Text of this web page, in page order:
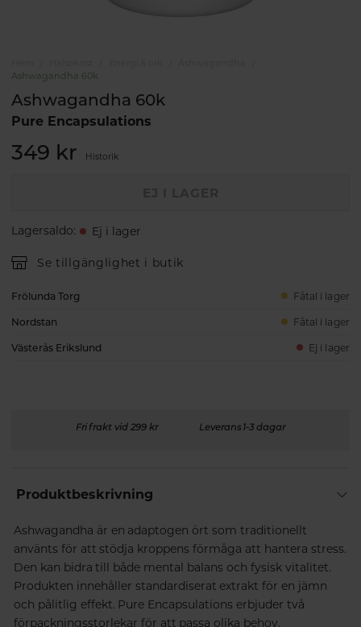
Ashwagandha 60k
Ashwagandha 60k
Pure Encapsulations
349 kr Historik
Lagersaldo: Ej i lager
Se tillgänglighet i butik
Frölunda Torg Fåtal i lager
Nordstan Fåtal i lager
Västerås Erikslund Ej i lager
Fri frakt vid 299 kr Leverans 1-3 dagar
Produktbeskrivning
Ashwagandha är en adaptogen ört som traditionellt
använts för att stödja kroppens förmåga att hantera stress.
Den kan bidra till både mental balans och fysisk vitalitet.
Produkten innehåller standardiserat extrakt för en jämn
och pålitlig effekt. Pure Encapsulations erbjuder två
förpackningsstorlekar för att passa olika behov.